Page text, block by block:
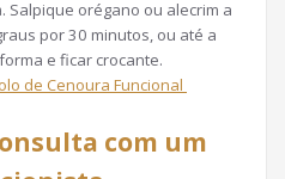
Salpique orégano ou alecrim a
por 30 minutos, ou até a
e ficar crocante.
de Cenoura Funcional
com um